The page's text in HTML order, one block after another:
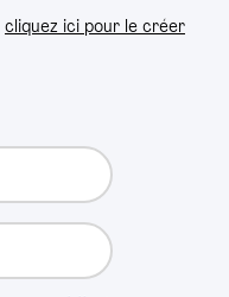
cliquez ici pour le créer